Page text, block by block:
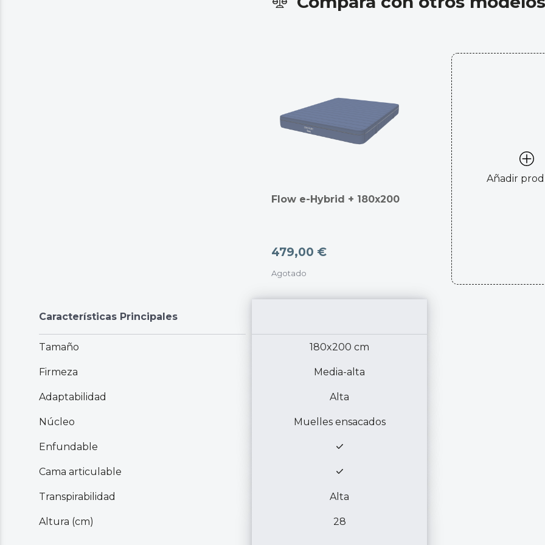
Flow e-Hybrid + 180x200
479,00 €
Agotado
Añadir
Características Principales
Tamaño 180x200 cm
Firmeza Media-alta
Adaptabilidad Alta
Núcleo Muelles ensacados
Enfundable
Cama articulable
Transpirabilidad Alta
Altura (cm) 28